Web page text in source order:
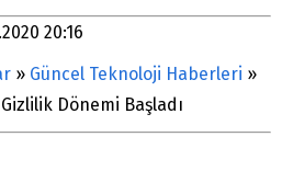
20:16
» Güncel Teknoloji Haberleri »
Dönemi Başladı